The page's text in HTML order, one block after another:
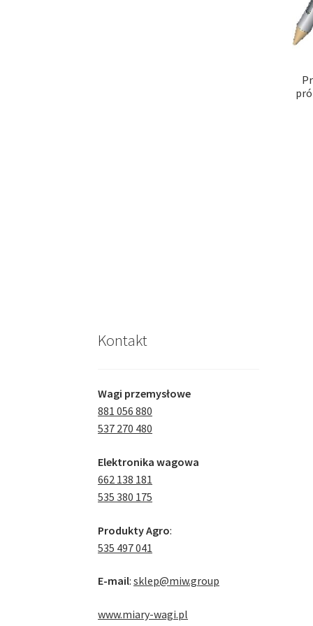
Kontakt
Wagi przemysłowe
881 056 880
537 270 480
Elektronika wagowa
662 138 181
535 380 175
Produkty Agro:
535 497 041
E-mail:sklep@miw.group
www.miary-wagi.pl